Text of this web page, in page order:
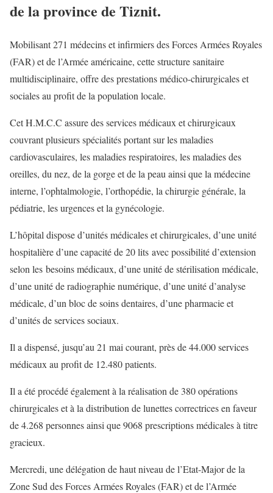
de la province de Tiznit.
Mobilisant 271 médecins et infirmiers des Forces Armées Royales
(FAR) et de l’Armée américaine, cette structure sanitaire
multidisciplinaire, offre des prestations médico-chirurgicales et
sociales au profit de la population locale.
Cet H.M.C.C assure des services médicaux et chirurgicaux
couvrant plusieurs spécialités portant sur les maladies
cardiovasculaires, les maladies respiratoires, les maladies des
oreilles, du nez, de la gorge et de la peau ainsi que la médecine
interne, l’ophtalmologie, l’orthopédie, la chirurgie générale, la
pédiatrie, les urgences et la gynécologie.
L’hôpital dispose d’unités médicales et chirurgicales, d’une unité
hospitalière d’une capacité de 20 lits avec possibilité d’extension
selon les besoins médicaux, d’une unité de stérilisation médicale,
d’une unité de radiographie numérique, d’une unité d’analyse
médicale, d’un bloc de soins dentaires, d’une pharmacie et
d’unités de services sociaux.
Il a dispensé, jusqu’au 21 mai courant, près de 44.000 services
médicaux au profit de 12.480 patients.
Il a été procédé également à la réalisation de 380 opérations
chirurgicales et à la distribution de lunettes correctrices en faveur
de 4.268 personnes ainsi que 9068 prescriptions médicales à titre
gracieux.
Mercredi, une délégation de haut niveau de l’Etat-Major de la
Zone Sud des Forces Armées Royales (FAR) et de l’Armée